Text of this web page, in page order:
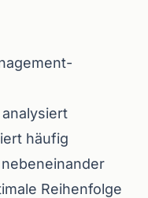
analysiert
häufig
Reihenfolge